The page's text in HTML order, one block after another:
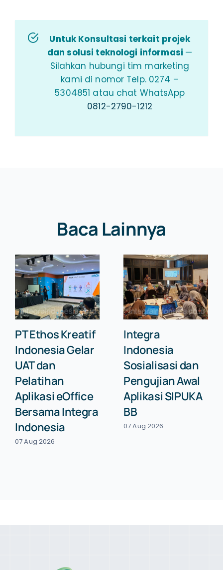
Untuk Konsultasi terkait projek
dan solusi teknologi informasi —
Silahkan hubungi tim marketing
kami di nomor Telp. 0274 –
5304851 atau chat WhatsApp
0812-2790-1212
Baca Lainnya
PT Ethos Kreatif
Indonesia Gelar
UAT dan
Pelatihan
Aplikasi eOffice
Bersama Integra
Indonesia
07 Aug 2026
Integra
Indonesia
Sosialisasi dan
Pengujian Awal
Aplikasi SIPUKA
BB
07 Aug 2026